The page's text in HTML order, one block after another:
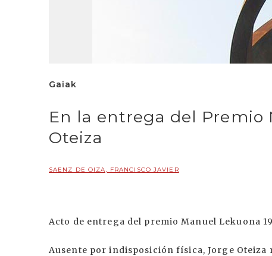
Gaiak
En la entrega del Premio
Oteiza
SAENZ DE OIZA, FRANCISCO JAVIER
Acto de entrega del premio Manuel Lekuona
Ausente por indisposición física, Jorge Oteiza